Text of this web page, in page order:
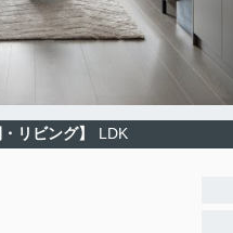
・リビング】 LDK